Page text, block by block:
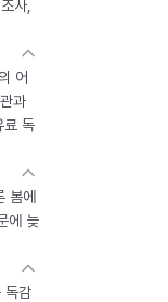
사,
어
과
료 독
봄에
에 늦
독감